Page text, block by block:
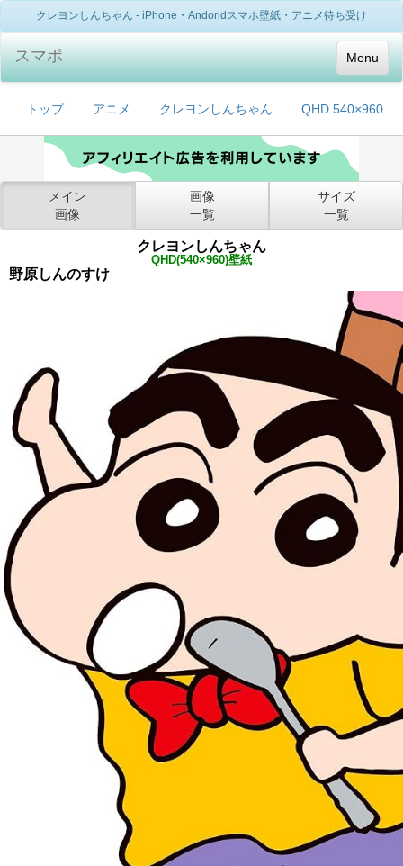
クレヨンしんちゃん - iPhone・Andoridスマホ壁紙・アニメ待ち受け
Menu
スマポ
トップ アニメ クレヨンしんちゃん QHD 540×960
メイン
画像
画像
一覧
サイズ
一覧
クレヨンしんちゃん
QHD(540×960)壁紙
野原しんのすけ